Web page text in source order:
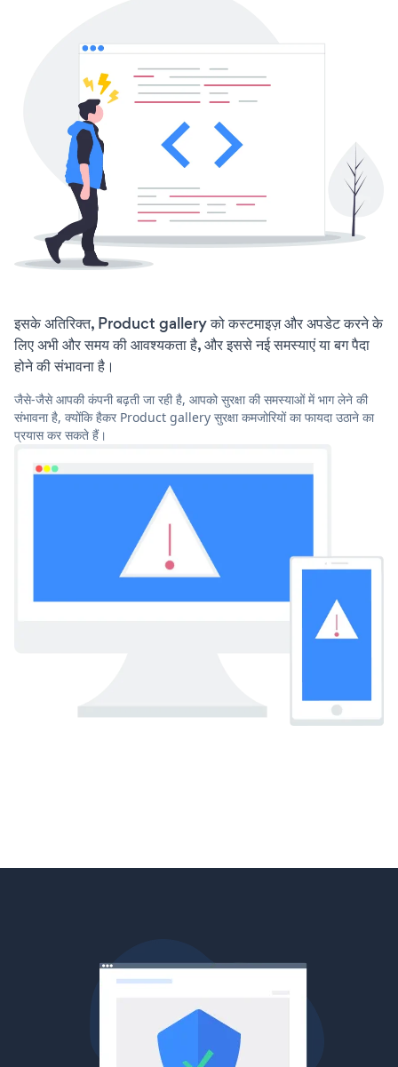
इसके अतिरिक्त, Product gallery को कस्टमाइज़ और अपडेट करने के
लिए अभी और समय की आवश्यकता है, और इससे नई समस्याएं या बग पैदा
होने की संभावना है।
जैसे-जैसे आपकी कंपनी बढ़ती जा रही है, आपको सुरक्षा की समस्याओं में भाग लेने की
संभावना है, क्योंकि हैकर Product gallery सुरक्षा कमजोरियों का फायदा उठाने का
प्रयास कर सकते हैं।